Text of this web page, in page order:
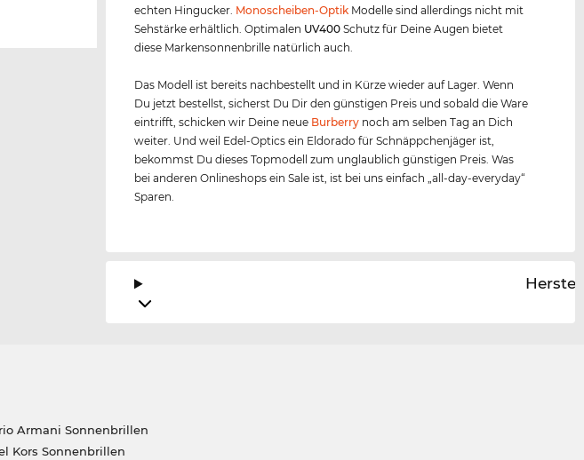
echten Hingucker. Monoscheiben-Optik Modelle sind allerdings nicht mit
Sehstärke erhältlich. Optimalen UV400 Schutz für Deine Augen bietet
diese Markensonnenbrille natürlich auch.
Das Modell ist bereits nachbestellt und in Kürze wieder auf Lager. Wenn
Du jetzt bestellst, sicherst Du Dir den günstigen Preis und sobald die Ware
eintrifft, schicken wir Deine neue Burberry noch am selben Tag an Dich
weiter. Und weil Edel-Optics ein Eldorado für Schnäppchenjäger ist,
bekommst Du dieses Topmodell zum unglaublich günstigen Preis. Was
bei anderen Onlineshops ein Sale ist, ist bei uns einfach „all-day-everyday“
Sparen.
Armani Sonnenbrillen
Kors Sonnenbrillen